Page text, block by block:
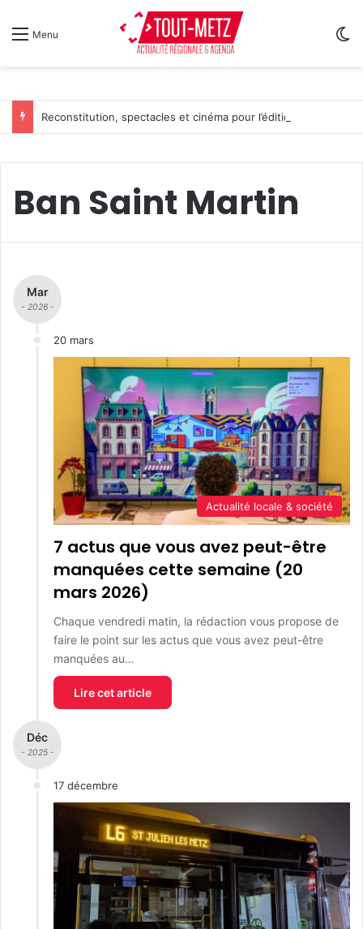
Menu
Ban Saint Martin
Mar
- 2026 -
20 mars
Actualité locale & société
7 actus que vous avez peut-être
manquées cette semaine (20
mars 2026)
Chaque vendredi matin, la rédaction vous propose de
faire le point sur les actus que vous avez peut-être
manquées au…
Lire cet article
Déc
- 2025 -
17 décembre